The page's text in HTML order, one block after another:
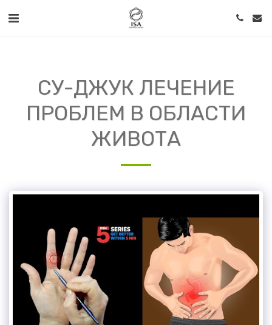
СУ-ДЖУК ЛЕЧЕНИЕ
ПРОБЛЕМ В ОБЛАСТИ
ЖИВОТА